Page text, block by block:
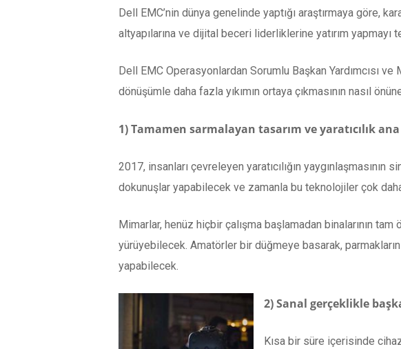
Dell EMC’nin dünya genelinde yaptığı araştırmaya göre,
altyapılarına ve dijital beceri liderliklerine yatırım yapmayı
Dell EMC Operasyonlardan Sorumlu Başkan Yardımcısı
dönüşümle daha fazla yıkımın ortaya çıkmasının nasıl
1) Tamamen sarmalayan tasarım ve yaratıcılık
2017, insanları çevreleyen yaratıcılığın
dokunuşlar yapabilecek ve zamanla bu teknolojiler çok
Mimarlar, henüz hiçbir çalışma başlamadan binalarının
yürüyebilecek. Amatörler bir düğmeye basarak,
yapabilecek.
2) Sanal gerçeklikle
Kısa bir süre içerisinde